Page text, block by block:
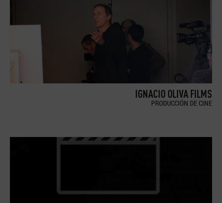
IGNACIO OLIVA FILMS
PRODUCCIÓN DE CINE